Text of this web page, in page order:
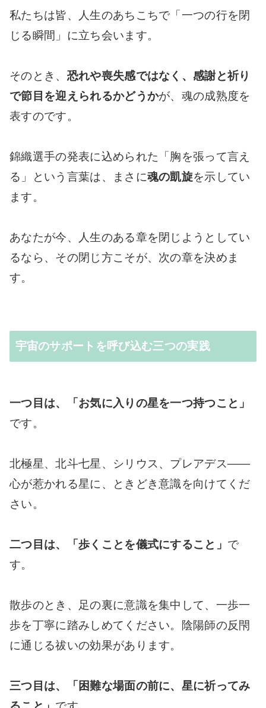
私たちは皆、人生のあちこちで「一つの行を閉
じる瞬間」に立ち会います。
そのとき、 恐れや喪失感ではなく、感謝と祈り
で節目を迎えられるかどうかが、魂の成熟度を
表すのです。
錦織選手の発表に込められた「胸を張って言え
る」という言葉は、まさに魂の凱旋を示してい
ます。
あなたが今、人生のある章を閉じようとしてい
るなら、その閉じ方こそが、次の章を決めま
す。
宇宙のサポートを呼び込む三つの実践
一つ目は、「お気に入りの星を一つ持つこと」
です。
北極星、北斗七星、シリウス、プレアデス――
心が惹かれる星に、ときどき意識を向けてくだ
さい。
二つ目は、「歩くことを儀式にすること」 で
す。
散歩のとき、足の裏に意識を集中して、一歩一
歩を丁寧に踏みしめてください。陰陽師の反閇
に通じる祓いの効果があります。
三つ目は、「困難な場面の前に、星に祈ってみ